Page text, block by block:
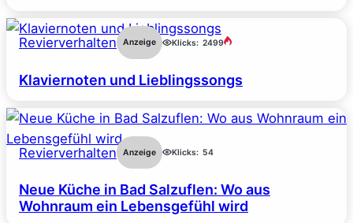
Revierverhalten Anzeige Klicks: 2499
Klaviernoten und Lieblingssongs
Revierverhalten Anzeige Klicks: 54
Neue Küche in Bad Salzuflen: Wo aus
Wohnraum ein Lebensgefühl wird